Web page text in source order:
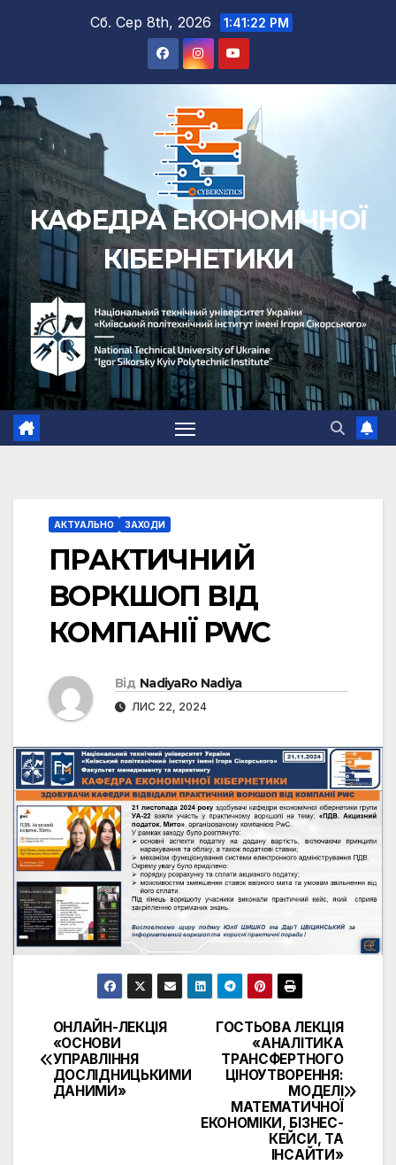
Сб. Сер 8th, 2026 1:41:23 PM
КАФЕДРА ЕКОНОМІЧНОЇ
КІБЕРНЕТИКИ
АКТУАЛЬНО ЗАХОДИ
ПРАКТИЧНИЙ
ВОРКШОП ВІД
КОМПАНІЇ PWC
Від NadiyaRo Nadiya
ЛИС 22, 2024
Навігація
записів
ГОСТЬОВА ЛЕКЦІЯ
«АНАЛІТИКА
ТРАНСФЕРТНОГО
ЦІНОУТВОРЕННЯ:
МОДЕЛІ
МАТЕМАТИЧНОЇ
ЕКОНОМІКИ, БІЗНЕС-
КЕЙСИ, ТА
ІНСАЙТИ»
ОНЛАЙН-ЛЕКЦІЯ
«ОСНОВИ
УПРАВЛІННЯ
ДОСЛІДНИЦЬКИМИ
ДАНИМИ»